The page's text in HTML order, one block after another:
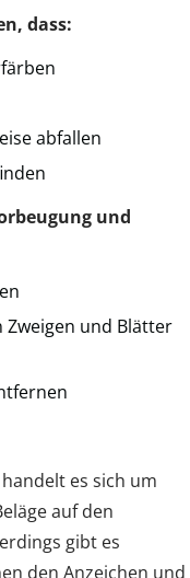
dass:
abfallen
und
und Blätter
es sich um
auf den
gibt es
den Anzeichen und